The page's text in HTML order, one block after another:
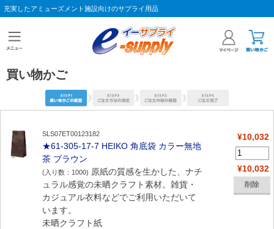
充実したアミューズメント施設向けのサプライ用品
買い物かご
SLS07ET00123182
★61-305-17-7 HEIKO 角底袋 カラー無地
茶 ブラウン
(入り数：1000) 原紙の質感を生かした、ナチ
ュラル感覚の未晒クラフト素材。雑貨・
カジュアル衣料などでご利用いただいて
います。
未晒クラフト紙
¥10,032
¥10,032